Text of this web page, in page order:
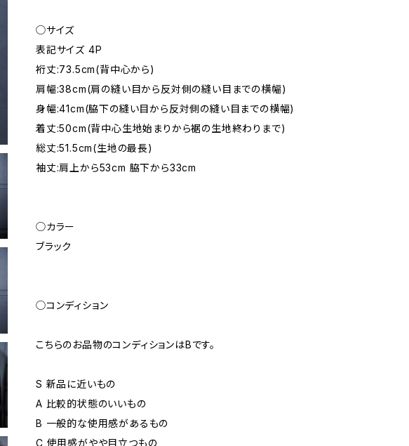
◯サイズ
表記サイズ 4P
裄丈:73.5cm(背中心から)
肩幅:38cm(肩の縫い目から反対側の縫い目までの横幅)
身幅:41cm(脇下の縫い目から反対側の縫い目までの横幅)
着丈:50cm(背中心生地始まりから裾の生地終わりまで)
総丈:51.5cm(生地の最長)
袖丈:肩上から53cm 脇下から33cm
◯カラー
ブラック
◯コンディション
こちらのお品物のコンディションはBです。
S 新品に近いもの
A 比較的状態のいいもの
B 一般的な使用感があるもの
C 使用感がやや目立つもの